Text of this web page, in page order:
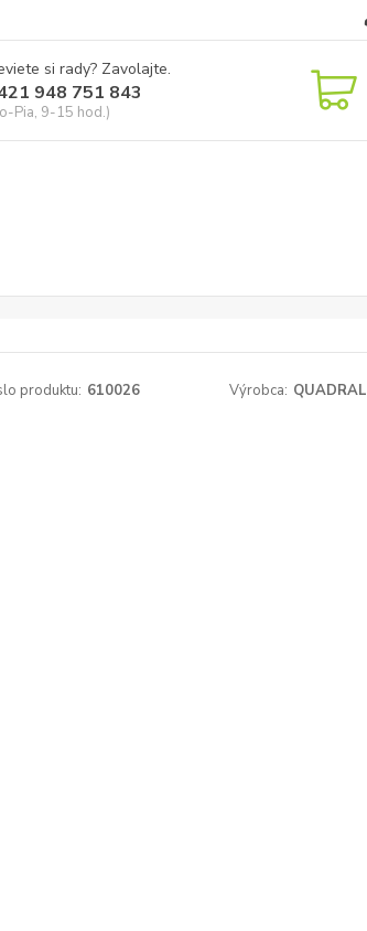
si rady? Zavolajte.
948 751 843
Pia, 9-15 hod.)
produktu: 610026 Výrobca: QUADRAL